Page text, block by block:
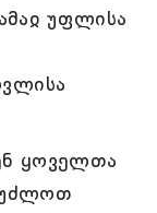
უფლისა
ყოველთა